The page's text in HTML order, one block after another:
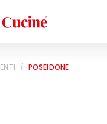
/ POSEIDONE